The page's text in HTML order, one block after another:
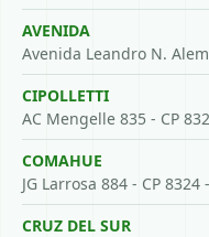
AVENIDA
Avenida Leandro N. Alem
CIPOLLETTI
AC Mengelle 835 - CP
COMAHUE
JG Larrosa 884 - CP 8324
CRUZ DEL SUR